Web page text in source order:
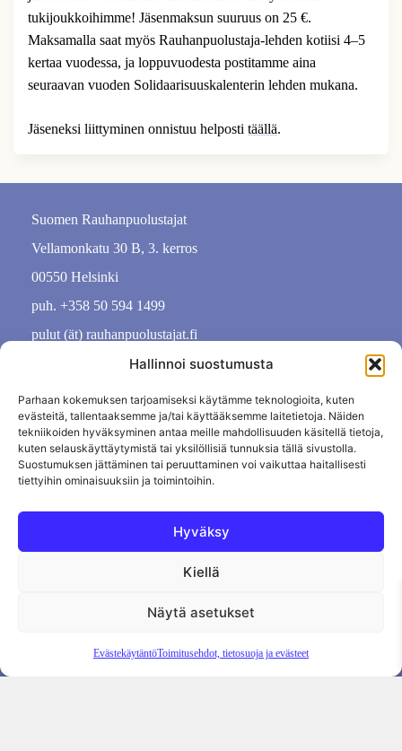
Hallinnoi suostumusta
Parhaan kokemuksen tarjoamiseksi käytämme teknologioita, kuten
evästeitä, tallentaaksemme ja/tai käyttääksemme laitetietoja. Näiden
tekniikoiden hyväksyminen antaa meille mahdollisuuden käsitellä tietoja,
kuten selauskäyttäytymistä tai yksilöllisiä tunnuksia tällä sivustolla.
Suostumuksen jättäminen tai peruuttaminen voi vaikuttaa haitallisesti
tiettyihin ominaisuuksiin ja toimintoihin.
Hyväksy
Kiellä
Näytä asetukset
EvästekäytäntöToimitusehdot, tietosuoja ja evästeet
tukijoukkoihimme! Jäsenmaksun suuruus on 25 €.
Maksamalla saat myös Rauhanpuolustaja-lehden kotiisi 4–5
kertaa vuodessa, ja loppuvuodesta postitamme aina
seuraavan vuoden Solidaarisuuskalenterin lehden mukana.
Jäseneksi liittyminen onnistuu helposti täällä.
Suomen Rauhanpuolustajat
Vellamonkatu 30 B, 3. kerros
00550 Helsinki
puh. +358 50 594 1499
pulut (ät) rauhanpuolustajat.fi
Evästekäytäntö
Tilauksen peruutus